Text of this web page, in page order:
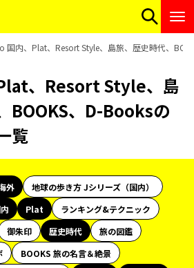
国内、Plat、Resort Style、島旅、歴史時代、
、Resort Style、島
BOOKS、D-Booksの
覧
外
地球の歩き方 Jシリーズ（国内）
Plat
ランキング&テクニック
御朱印 歴史時代
旅の図鑑
BOOKS 旅の名言＆絶景